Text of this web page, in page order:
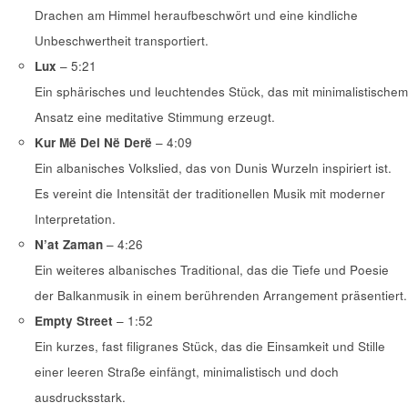
Drachen am Himmel heraufbeschwört und eine kindliche
Unbeschwertheit transportiert.
Lux – 5:21
Ein sphärisches und leuchtendes Stück, das mit minimalistischem
Ansatz eine meditative Stimmung erzeugt.
Kur Më Del Në Derë – 4:09
Ein albanisches Volkslied, das von Dunis Wurzeln inspiriert ist.
Es vereint die Intensität der traditionellen Musik mit moderner
Interpretation.
N’at Zaman– 4:26
Ein weiteres albanisches Traditional, das die Tiefe und Poesie
der Balkanmusik in einem berührenden Arrangement präsentiert.
Empty Street – 1:52
Ein kurzes, fast filigranes Stück, das die Einsamkeit und Stille
einer leeren Straße einfängt, minimalistisch und doch
ausdrucksstark.